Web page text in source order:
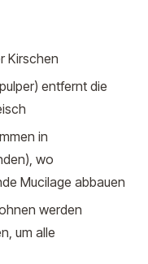
Kirschen
entfernt die
in
wo
Mucilage abbauen
werden
um alle